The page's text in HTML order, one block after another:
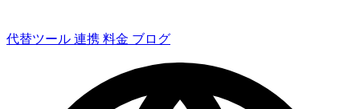
代替ツール 連携 料金 ブログ